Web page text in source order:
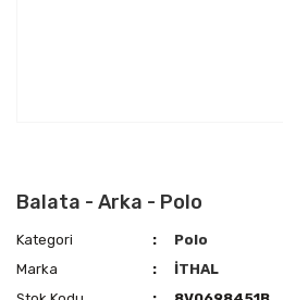
Balata - Arka - Polo
Kategori
Polo
Marka
İTHAL